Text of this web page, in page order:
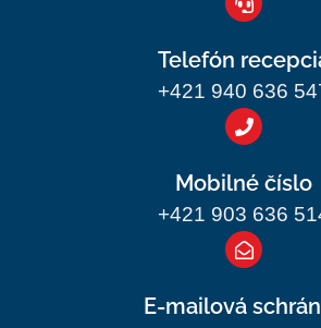
Telefón
+421 940 636
Mobilné číslo
+421 903 636
E-mailová